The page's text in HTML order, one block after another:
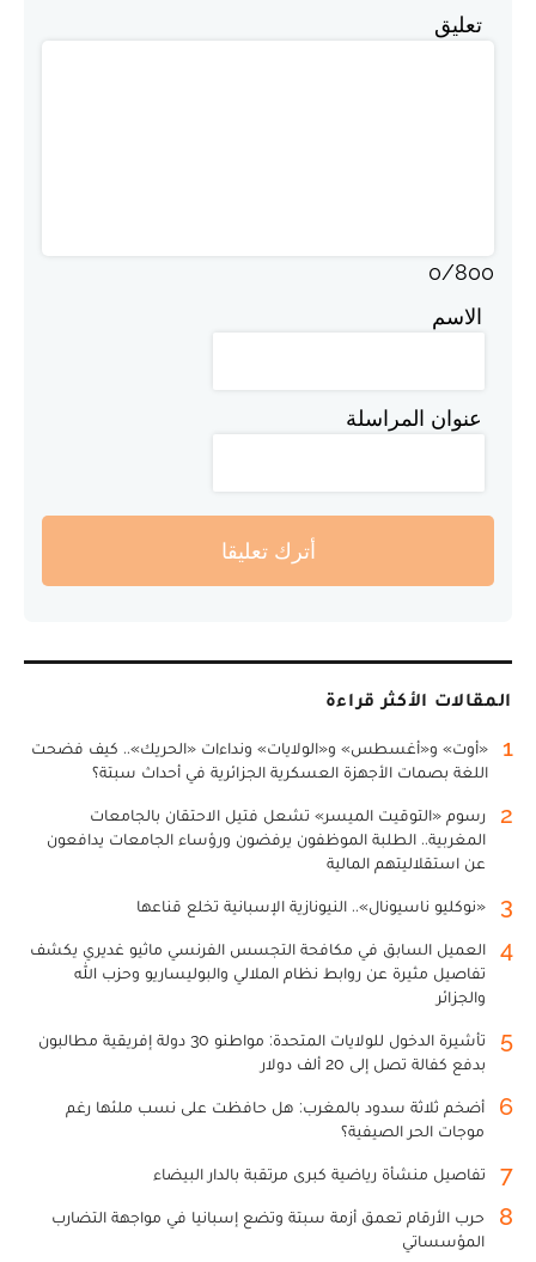
تعليق
0/800
الاسم
عنوان المراسلة
أترك تعليقا
المقالات الأكثر قراءة
1
«أوت» و«أغسطس» و«الولايات» ونداءات «الحريك».. كيف فضحت
اللغة بصمات الأجهزة العسكرية الجزائرية في أحداث سبتة؟
2
رسوم «التوقيت الميسر» تشعل فتيل الاحتقان بالجامعات
المغربية.. الطلبة الموظفون يرفضون ورؤساء الجامعات يدافعون
عن استقلاليتهم المالية
3 «نوكليو ناسيونال».. النيونازية الإسبانية تخلع قناعها
4
العميل السابق في مكافحة التجسس الفرنسي ماثيو غديري يكشف
تفاصيل مثيرة عن روابط نظام الملالي والبوليساريو وحزب الله
والجزائر
5
تأشيرة الدخول للولايات المتحدة: مواطنو 30 دولة إفريقية مطالبون
بدفع كفالة تصل إلى 20 ألف دولار
6
أضخم ثلاثة سدود بالمغرب: هل حافظت على نسب ملئها رغم
موجات الحر الصيفية؟
7 تفاصيل منشأة رياضية كبرى مرتقبة بالدار البيضاء
8
حرب الأرقام تعمق أزمة سبتة وتضع إسبانيا في مواجهة التضارب
المؤسساتي